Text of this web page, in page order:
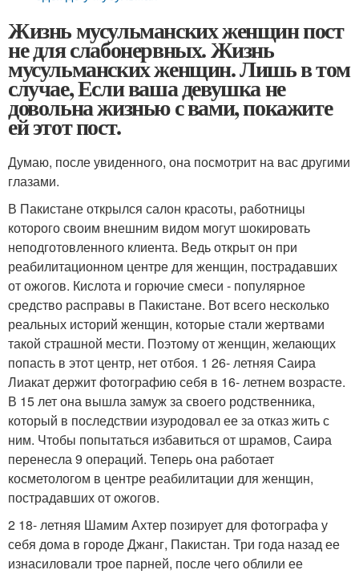
Жизнь мусульманских женщин пост
не для слабонервных. Жизнь
мусульманских женщин. Лишь в том
случае, Если ваша девушка не
довольна жизнью с вами, покажите
ей этот пост.
Думаю, после увиденного, она посмотрит на вас другими
глазами.
В Пакистане открылся салон красоты, работницы
которого своим внешним видом могут шокировать
неподготовленного клиента. Ведь открыт он при
реабилитационном центре для женщин, пострадавших
от ожогов. Кислота и горючие смеси - популярное
средство расправы в Пакистане. Вот всего несколько
реальных историй женщин, которые стали жертвами
такой страшной мести. Поэтому от женщин, желающих
попасть в этот центр, нет отбоя. 1 26- летняя Саира
Лиакат держит фотографию себя в 16- летнем возрасте.
В 15 лет она вышла замуж за своего родственника,
который в последствии изуродовал ее за отказ жить с
ним. Чтобы попытаться избавиться от шрамов, Саира
перенесла 9 операций. Теперь она работает
косметологом в центре реабилитации для женщин,
пострадавших от ожогов.
2 18- летняя Шамим Ахтер позирует для фотографа у
себя дома в городе Джанг, Пакистан. Три года назад ее
изнасиловали трое парней, после чего облили ее